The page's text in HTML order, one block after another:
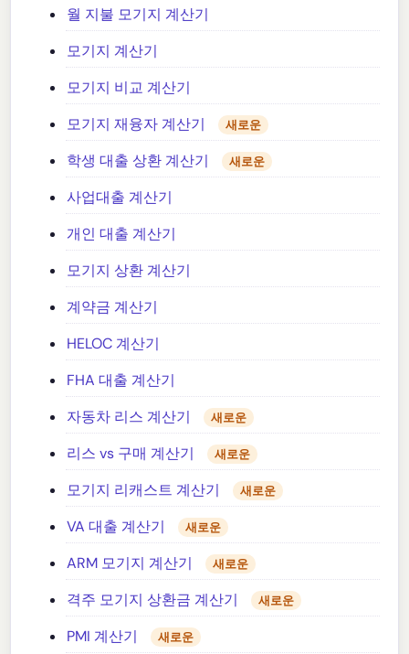
월 지불 모기지 계산기
모기지 계산기
모기지 비교 계산기
모기지 재융자 계산기
새로운
학생 대출 상환 계산기 새로운
사업대출 계산기
개인 대출 계산기
모기지 상환 계산기
계약금 계산기
HELOC 계산기
FHA 대출 계산기
자동차 리스 계산기
새로운
리스 vs 구매 계산기 새로운
모기지 리캐스트 계산기 새로운
VA 대출 계산기 새로운
ARM 모기지 계산기 새로운
격주 모기지 상환금 계산기 새로운
PMI 계산기 새로운